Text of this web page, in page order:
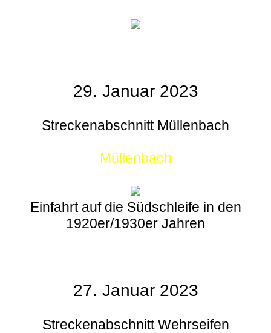
29. Januar 2023
Streckenabschnitt Müllenbach
Müllenbach
Einfahrt auf die Südschleife in den
1920er/1930er Jahren
27. Januar 2023
Streckenabschnitt Wehrseifen